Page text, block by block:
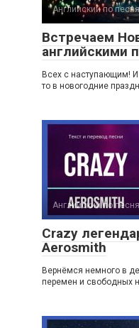
Английский по
Встречаем
английскими
Всех с наступающим! И
то в новогодние
Английский по
Crazy
Aerosmith
Вернёмся немного в
перемен и свободных